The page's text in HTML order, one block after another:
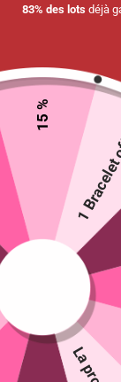
Stylo 3 en
4.90€
Rouge
83% des lots déjà
15 %
1